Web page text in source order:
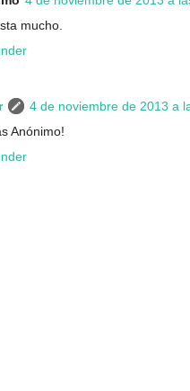
mucho.
4 de noviembre de 2013 a
Anónimo!